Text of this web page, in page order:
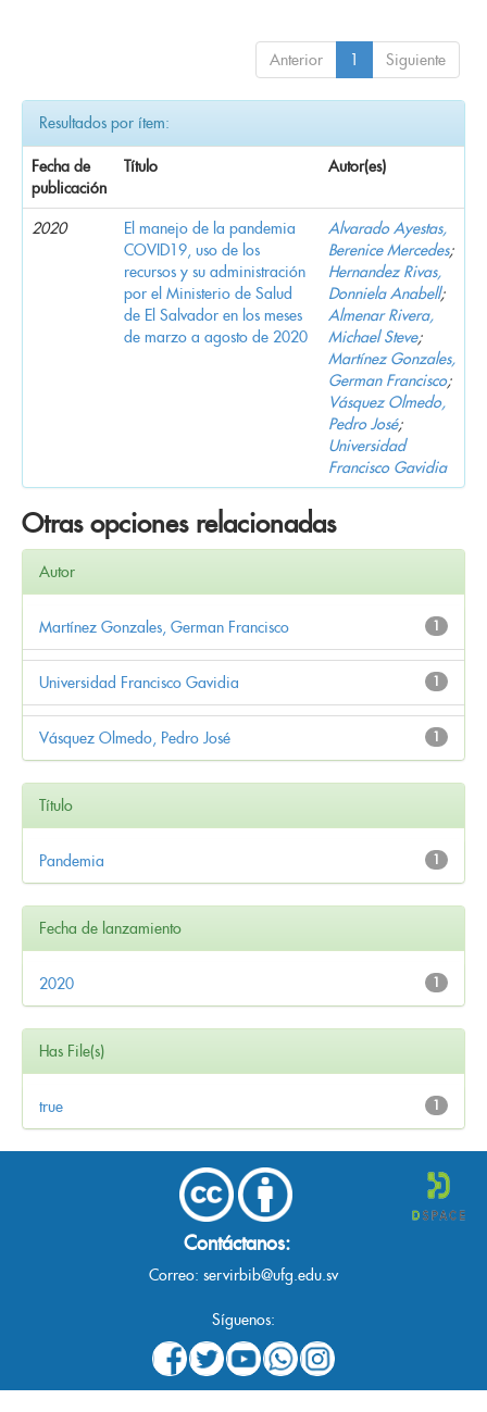
Anterior 1 Siguiente
Resultados por ítem:
Fecha de
publicación
Título Autor(es)
2020
El manejo de la pandemia
COVID19, uso de los
recursos y su administración
por el Ministerio de Salud
de El Salvador en los meses
de marzo a agosto de 2020
Alvarado Ayestas,
Berenice Mercedes;
Hernandez Rivas,
Donniela Anabell;
Almenar Rivera,
Michael Steve;
Martínez Gonzales,
German Francisco;
Vásquez Olmedo,
Pedro José;
Universidad
Francisco Gavidia
Otras opciones relacionadas
Autor
1
Martínez Gonzales, German Francisco
1
Universidad Francisco Gavidia
1
Vásquez Olmedo, Pedro José
Título
1
Pandemia
Fecha de lanzamiento
1
2020
Has File(s)
1
true
Contáctanos:
Correo: servirbib@ufg.edu.sv
Síguenos: